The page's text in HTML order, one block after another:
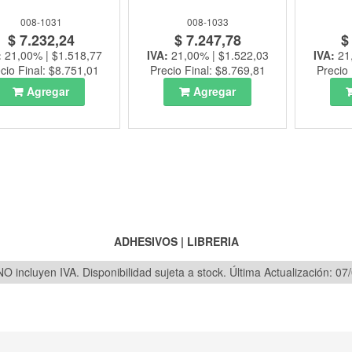
008-1031
$ 7.232,24
21,00% | $1.518,77
Final: $8.751,01
Agregar
008-1033
$ 7.247,78
IVA: 21,00% | $1.522,03
Precio Final: $8.769,81
Agregar
IVA:
ADHESIVOS| LIBRERIA
incluyen IVA. Disponibilidad sujeta a stock. Última Actualización: